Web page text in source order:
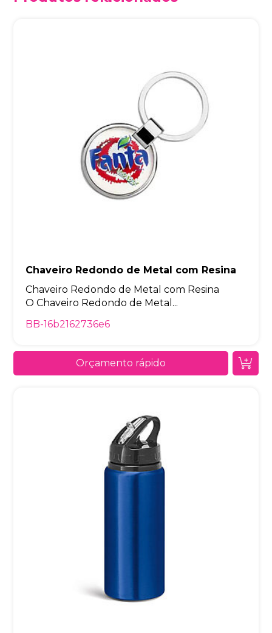
Chaveiro Redondo de Metal com Resina
Chaveiro Redondo de Metal com Resina
O Chaveiro Redondo de Metal...
BB-16b2162736e6
Orçamento rápido